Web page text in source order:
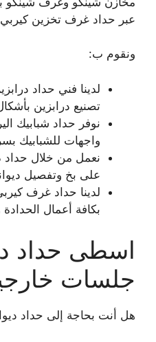
عبر حداد غرف تخزين
ونقوم ب:
لدينا فني حداد
تصنيع درابزين
نوفر حداد شبابيك
واجهات للشبابيك
نعمل من خلال حداد
على بخ وتفصيل
لدينا حداد غرف
بكافة أعمال
اسطى حداد
جلسات
هل أنت بحاجة إلى حداد